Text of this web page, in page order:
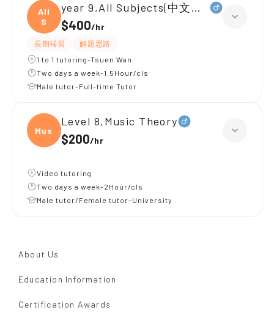
All
S
year 9,All Subjects(中文英文)
$400/hr
長期補習
解題思路
1 to 1 tutoring-Tsuen Wan
Two days a week-1.5Hour/cls
Male tutor-Full-time Tutor
Music
Level 8,Music Theory
$200/hr
Video tutoring
Two days a week-2Hour/cls
Male tutor/Female tutor-University
About Us
Education Information
Certification Awards